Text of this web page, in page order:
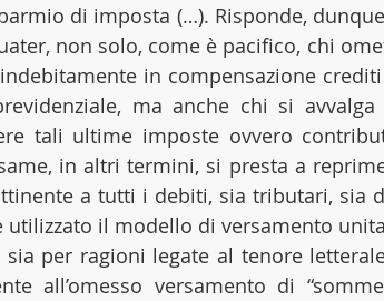
di imposta (…). Risponde,
non solo, come è pacifico, chi
in compensazione
ma anche chi si
tali ultime imposte ovvero
in altri termini, si presta a
a tutti i debiti, sia tributari, sia
utilizzato il modello di versamento
sia per ragioni legate al tenore
all’omesso versamento di